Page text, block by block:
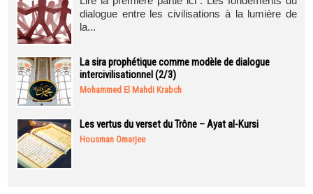
dialogue entre les civilisations à la lumière de
la...
La sira prophétique comme modèle de dialogue
intercivilisationnel (2/3)
Mohammed El Mahdi Krabch
Les vertus du verset du Trône – Ayat al-Kursi
Housman Omarjee